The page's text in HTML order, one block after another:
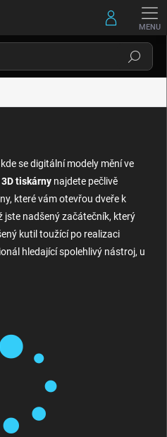
Hledat
se digitální modely mění ve
3D tiskárny najdete pečlivě
které vám otevřou dveře k
jste nadšený začátečník, který
kutil toužící po realizaci
hledající spolehlivý nástroj, u